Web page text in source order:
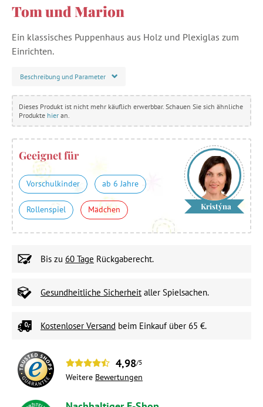
Tom und Marion
Ein klassisches Puppenhaus aus Holz und Plexiglas zum
Einrichten.
Beschreibung und Parameter
Dieses Produkt ist nicht mehr käuflich erwerbbar. Schauen Sie sich ähnliche
Produkte hier an.
Geeignet für
Vorschulkinder ab 6 Jahre
Rollenspiel Mädchen Kristýna
Bis zu 60 Tage Rückgaberecht.
Gesundheitliche Sicherheit aller Spielsachen.
Kostenloser Versand beim Einkauf über 65 €.
4,98/5
Weitere Bewertungen